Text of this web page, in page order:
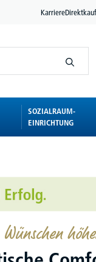
KarriereDirektkauf
SOZIALRAUM-
EINRICHTUNG